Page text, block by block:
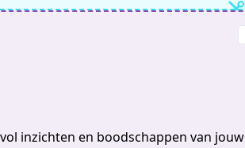
inzichten en boodschappen van jouw